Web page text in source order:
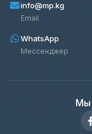
info@mp.kg
Email
WhatsApp
Мессенджер
Мы